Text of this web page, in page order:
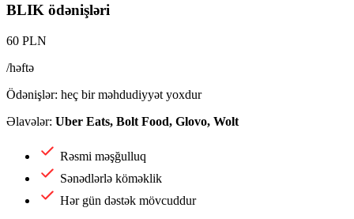
BLIK ödənişləri
60 PLN
/həftə
Ödənişlər: heç bir məhdudiyyət yoxdur
Əlavələr: Uber Eats, Bolt Food, Glovo, Wolt
Rəsmi məşğulluq
Sənədlərlə köməklik
Hər gün dəstək mövcuddur